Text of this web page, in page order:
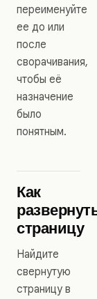
переименуйте
ее до или
после
сворачивания,
чтобы её
назначение
было
понятным.
Как
страницу
Найдите
свернутую
страницу в